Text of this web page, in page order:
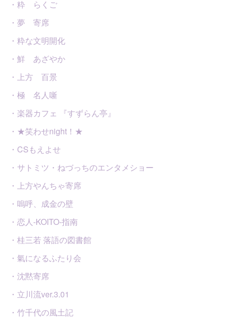
・粋 らくご
・夢 寄席
・粋な文明開化
・鮮 あざやか
・上方 百景
・極 名人噺
・楽器カフェ 『すずらん亭』
・★笑わせnight！★
・CSもえよせ
・サトミツ・ねづっちのエンタメショー
・上方やんちゃ寄席
・嗚呼、成金の壁
・恋人-KOITO-指南
・桂三若 落語の図書館
・氣になるふたり会
・沈黙寄席
・立川流ver.3.01
・竹千代の風土記